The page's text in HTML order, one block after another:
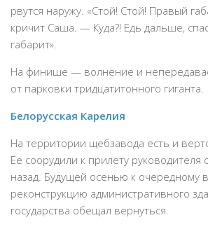
рвутся наружу. «Стой! Стой! Правый
кричит Саша. — Куда?! Едь дальше,
габарит».
На финише — волнение и
от парковки тридцатитонного гиганта.
Белорусская Карелия
На территории щебзавода есть и
Ее соорудили к прилету руководителя
назад. Будущей осенью к очередному
реконструкцию административного
государства обещал вернуться.